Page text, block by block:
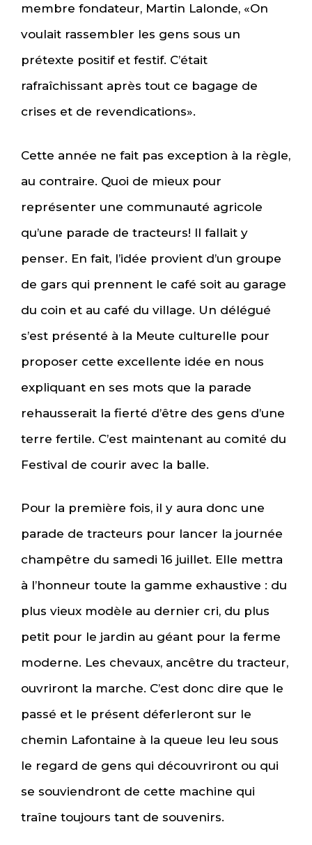
membre fondateur, Martin Lalonde, «On
voulait rassembler les gens sous un
prétexte positif et festif. C’était
rafraîchissant après tout ce bagage de
crises et de revendications».
Cette année ne fait pas exception à la règle,
au contraire. Quoi de mieux pour
représenter une communauté agricole
qu’une parade de tracteurs! Il fallait y
penser. En fait, l’idée provient d’un groupe
de gars qui prennent le café soit au garage
du coin et au café du village. Un délégué
s’est présenté à la Meute culturelle pour
proposer cette excellente idée en nous
expliquant en ses mots que la parade
rehausserait la fierté d’être des gens d’une
terre fertile. C’est maintenant au comité du
Festival de courir avec la balle.
Pour la première fois, il y aura donc une
parade de tracteurs pour lancer la journée
champêtre du samedi 16 juillet. Elle mettra
à l’honneur toute la gamme exhaustive : du
plus vieux modèle au dernier cri, du plus
petit pour le jardin au géant pour la ferme
moderne. Les chevaux, ancêtre du tracteur,
ouvriront la marche. C’est donc dire que le
passé et le présent déferleront sur le
chemin Lafontaine à la queue leu leu sous
le regard de gens qui découvriront ou qui
se souviendront de cette machine qui
traîne toujours tant de souvenirs.